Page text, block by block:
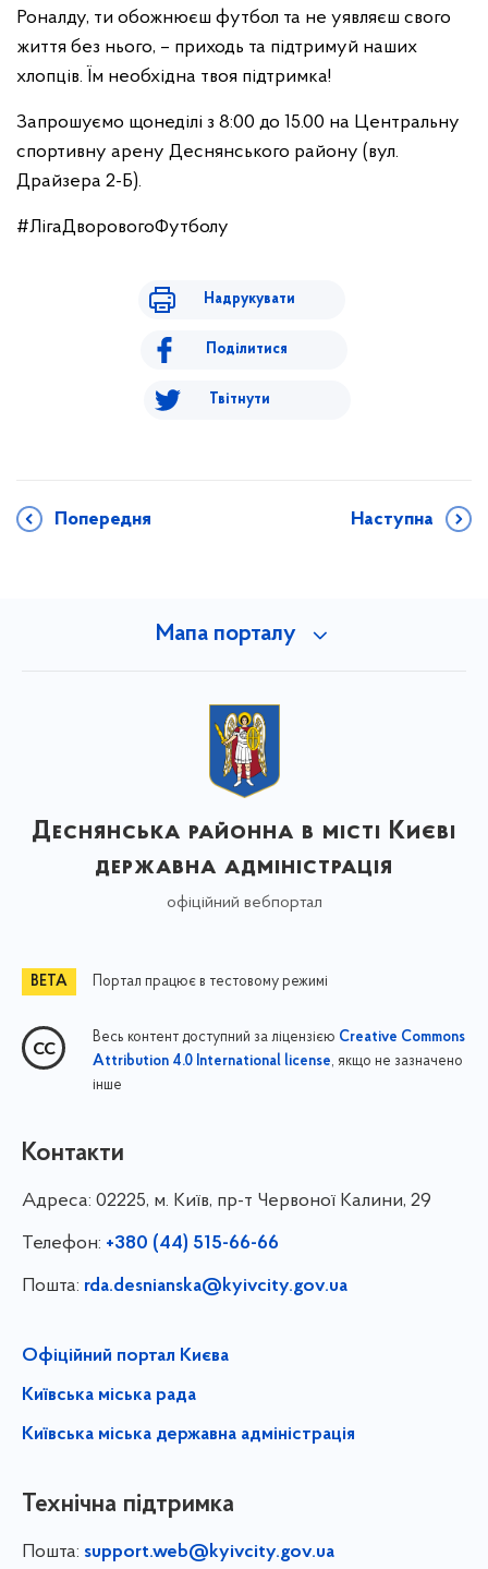
Роналду, ти обожнюєш футбол та не уявляєш свого
життя без нього, – приходь та підтримуй наших
хлопців. Їм необхідна твоя підтримка!
Запрошуємо щонеділі з 8:00 до 15.00 на Центральну
спортивну арену Деснянського району (вул.
Драйзера 2-Б).
#ЛігаДворовогоФутболу
Надрукувати
Поділитися
Твітнути
Попередня Наступна
Мапа порталу
Деснянська районна в місті Києві
державна адміністрація
офіційний вебпортал
Портал працює в тестовому режимі
Весь контент доступний за ліцензією Creative Commons
Attribution 4.0 International license, якщо не зазначено
інше
Контакти
Адреса: 02225, м. Київ, пр-т Червоної Калини, 29
Телефон: +380 (44) 515-66-66
Пошта: rda.desnianska@kyivcity.gov.ua
Офіційний портал Києва
Київська міська рада
Київська міська державна адміністрація
Технічна підтримка
Пошта: support.web@kyivcity.gov.ua